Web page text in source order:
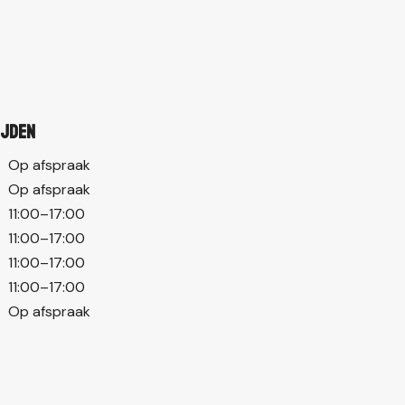
Op afspraak
Op afspraak
11:00–17:00
11:00–17:00
11:00–17:00
11:00–17:00
Op afspraak